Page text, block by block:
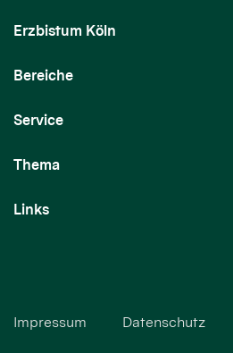
Erzbistum Köln
Bereiche
Service
Thema
Links
Impressum Datenschutz